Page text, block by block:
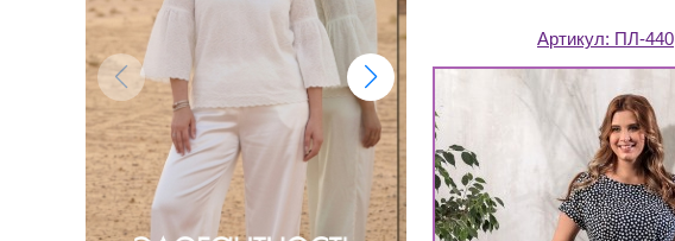
Артикул: ПЛ-440